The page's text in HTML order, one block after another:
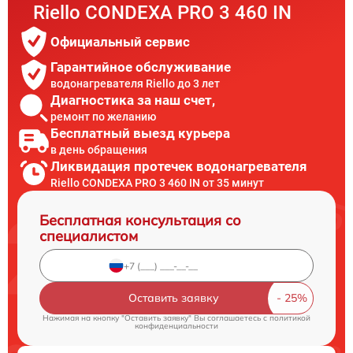
Riello CONDEXA PRO 3 460 IN
Официальный сервис
Гарантийное обслуживание
водонагревателя Riello до 3 лет
Диагностика за наш счет,
ремонт по желанию
Бесплатный выезд курьера
в день обращения
Ликвидация протечек водонагревателя
Riello CONDEXA PRO 3 460 IN от 35 минут
Бесплатная консультация со
специалистом
Оставить заявку
Нажимая на кнопку "Оставить заявку" Вы соглашаетесь c политикой
конфиденциальности